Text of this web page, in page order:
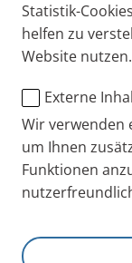
Statistik-
helfen zu
Website nutzen.
Externe
Wir verwenden
um Ihnen
Funktionen
Was kann ich
Hilfe zur
zuhause hilft,
Gespräch gibt
Alltagsroutine